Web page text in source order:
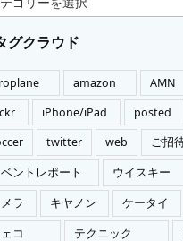
グクラウド
amazon AMN
iPhone/iPad posted
twitter web ご招
ントレポート
ウイスキー
ラ
キヤノン ケータイ
コ
テクニック